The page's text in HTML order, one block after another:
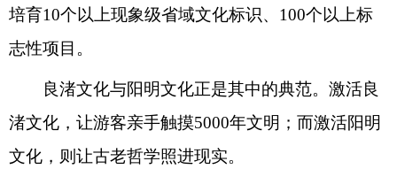
培育10个以上现象级省域文化标识、100个以上标
志性项目。
良渚文化与阳明文化正是其中的典范。激活良
渚文化，让游客亲手触摸5000年文明；而激活阳明
文化，则让古老哲学照进现实。